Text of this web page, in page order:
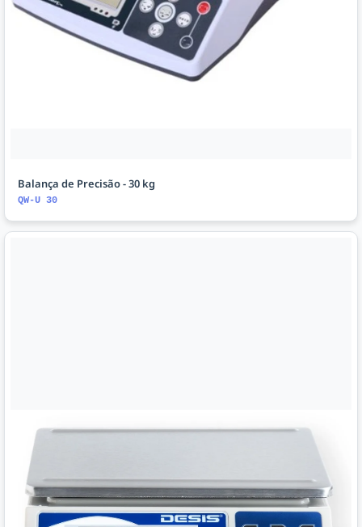
Balança de Precisão - 30 kg
QW-U 30